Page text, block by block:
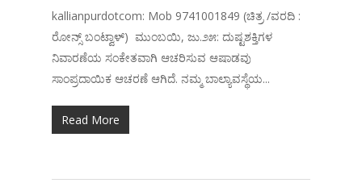
kallianpurdotcom: Mob 9741001849 (ಚಿತ್ರ /ವರದಿ :
ರೋನ್ಸ್ ಬಂಟ್ವಾಳ್) ಮುಂಬಯಿ, ಜು.೨೫: ದುಷ್ಟಶಕ್ತಿಗಳ
ನಿವಾರಣೆಯ ಸಂಕೇತವಾಗಿ ಆಚರಿಸುವ ಆಷಾಡವು
ಸಾಂಪ್ರದಾಯಿಕ ಆಚರಣೆ ಆಗಿದೆ. ನಮ್ಮ ಬಾಲ್ಯಾವಸ್ಥೆಯ...
Read More